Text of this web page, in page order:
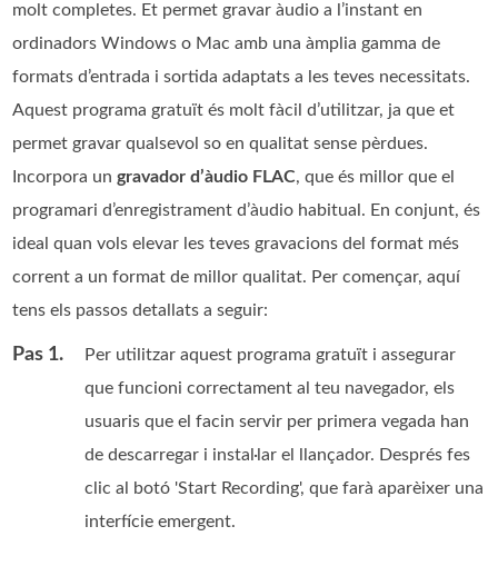
molt completes. Et permet gravar àudio a l’instant en
ordinadors Windows o Mac amb una àmplia gamma de
formats d’entrada i sortida adaptats a les teves necessitats.
Aquest programa gratuït és molt fàcil d’utilitzar, ja que et
permet gravar qualsevol so en qualitat sense pèrdues.
Incorpora ungravador d’àudio FLAC, que és millor que el
programari d’enregistrament d’àudio habitual. En conjunt, és
ideal quan vols elevar les teves gravacions del format més
corrent a un format de millor qualitat. Per començar, aquí
tens els passos detallats a seguir:
Pas 1.
Per utilitzar aquest programa gratuït i assegurar
que funcioni correctament al teu navegador, els
usuaris que el facin servir per primera vegada han
de descarregar i instal·lar el llançador. Després fes
clic al botó 'Start Recording', que farà aparèixer una
interfície emergent.